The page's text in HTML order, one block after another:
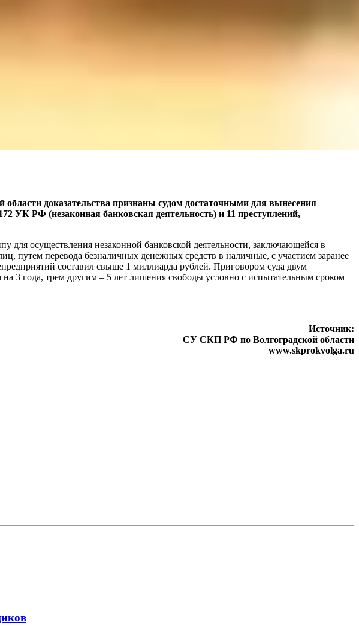
доказательства признаны судом достаточными для вынесения
УК РФ (незаконная банковская деятельность) и 11 преступлений,
для осуществления незаконной банковской деятельности, заключающейся в
путем перевода безналичных денежных средств в наличные, с участием заранее
составил свыше 1 миллиарда рублей. Приговором суда двум
3 года, трем другим – 5 лет лишения свободы условно с испытательным сроком
Источник:
СУ СКП РФ по Волгоградской области
www.skprokvolga.ru